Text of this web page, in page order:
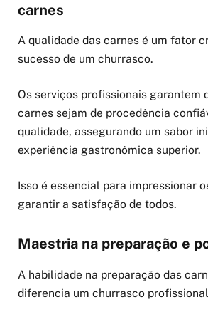
carnes
A qualidade das carnes é um fator
sucesso de um churrasco.
Os serviços profissionais garantem
carnes sejam de procedência
qualidade, assegurando um sabor
experiência gastronômica superior.
Isso é essencial para impressionar
garantir a satisfação de todos.
Maestria na preparação e
A habilidade na preparação das
diferencia um churrasco